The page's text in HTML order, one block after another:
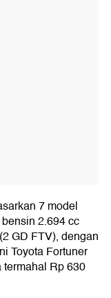
7 model
2.694 cc
GD FTV), dengan
Toyota Fortuner
Rp 630